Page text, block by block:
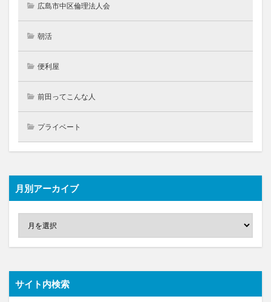
広島市中区倫理法人会
朝活
便利屋
前田ってこんな人
プライベート
月別アーカイブ
サイト内検索